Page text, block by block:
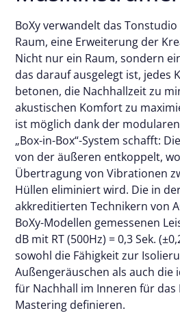
BoXy verwandelt das
Raum, eine Erweiterung der
Nicht nur ein Raum, sondern
das darauf ausgelegt ist, jedes
betonen, die Nachhallzeit zu
akustischen Komfort zu
ist möglich dank der
„Box-in-Box“-System schafft:
von der äußeren entkoppelt,
Übertragung von Vibrationen
Hüllen eliminiert wird. Die in
akkreditierten Technikern von
BoXy-Modellen gemessenen
dB mit RT (500Hz) = 0,3 Sek.
sowohl die Fähigkeit zur
Außengeräuschen als auch die
für Nachhall im Inneren für das
Mastering definieren.